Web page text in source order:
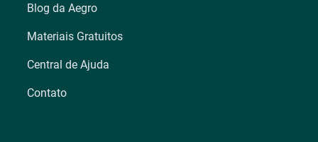
Blog da Aegro
Materiais Gratuitos
Central de Ajuda
Contato